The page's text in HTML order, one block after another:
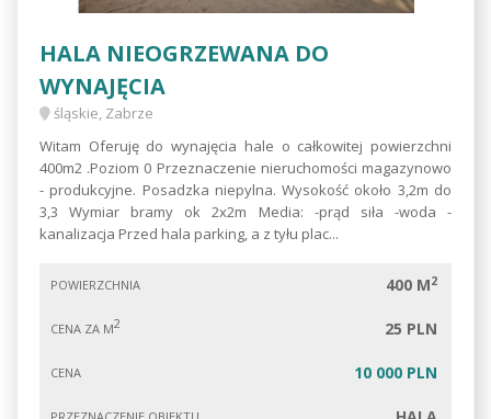
HALA NIEOGRZEWANA DO
WYNAJĘCIA
śląskie, Zabrze
Witam Oferuję do wynajęcia hale o całkowitej powierzchni
400m2 .Poziom 0 Przeznaczenie nieruchomości magazynowo
- produkcyjne. Posadzka niepylna. Wysokość około 3,2m do
3,3 Wymiar bramy ok 2x2m Media: -prąd siła -woda -
kanalizacja Przed hala parking, a z tyłu plac...
POWIERZCHNIA 400 M2
CENA ZA M2 25 PLN
CENA 10 000 PLN